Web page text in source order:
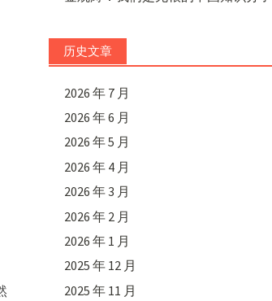
历史文章
2026 年 7 月
2026 年 6 月
2026 年 5 月
2026 年 4 月
2026 年 3 月
2026 年 2 月
2026 年 1 月
2025 年 12 月
2025 年 11 月